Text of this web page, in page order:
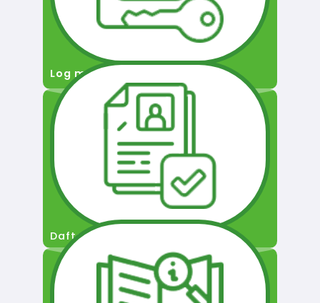
Log masuk
Daftar Pengguna